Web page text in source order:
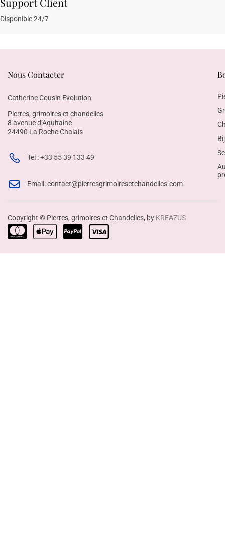
Disponible 24/7
Nous Contacter
Catherine Cousin Evolution
Pierres, grimoires et chandelles
8 avenue d’Aquitaine
24490 La Roche Chalais
Tel : +33 55 39 133 49
Email: contact@pierresgrimoiresetchandelles.com
Copyright © Pierres, grimoires et Chandelles, by KREAZUS